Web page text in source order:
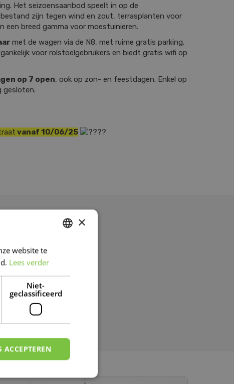
Het seizoensaanbod speelt in op de
zijn tegen wind en zout, terrasplanten voor
een breed gamma voor moestuinieren.
met de wagen via de N8, met ruime gratis parking.
voor rolstoelgebruikers en biedt gratis wifi op
op 7 open, ook op zon- en feestdagen. Enkel op
gesloten.
vanaf 10/06/25
×
website te
Lees verder
Niet-
geclassificeerd
ACCEPTEREN